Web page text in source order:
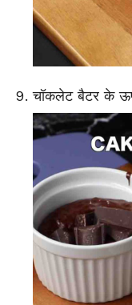
चॉकलेट बैटर के